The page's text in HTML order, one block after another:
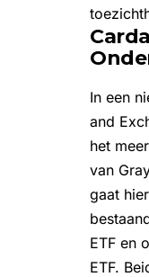
In een
and
het
van
gaat
ETF en
ETF.